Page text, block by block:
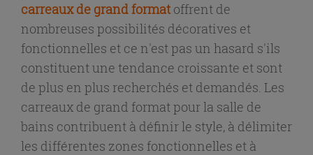
carreaux de grand formatoffrent de
nombreuses possibilités décoratives et
fonctionnelles et ce n'est pas un hasard s'ils
constituent une tendance croissante et sont
de plus en plus recherchés et demandés. Les
carreaux de grand format pour la salle de
bains contribuent à définir le style, à délimiter
les différentes zones fonctionnelles et à